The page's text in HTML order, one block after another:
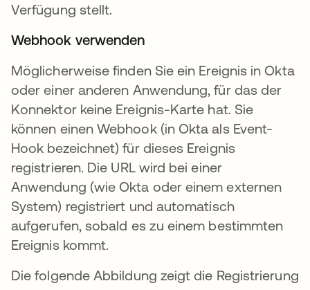
Verfügung stellt.
Webhook verwenden
Möglicherweise finden Sie ein Ereignis in Okta
oder einer anderen Anwendung, für das der
Konnektor keine Ereignis-Karte hat. Sie
können einen Webhook (in Okta als Event-
Hook bezeichnet) für dieses Ereignis
registrieren. Die URL wird bei einer
Anwendung (wie Okta oder einem externen
System) registriert und automatisch
aufgerufen, sobald es zu einem bestimmten
Ereignis kommt.
Die folgende Abbildung zeigt die Registrierung